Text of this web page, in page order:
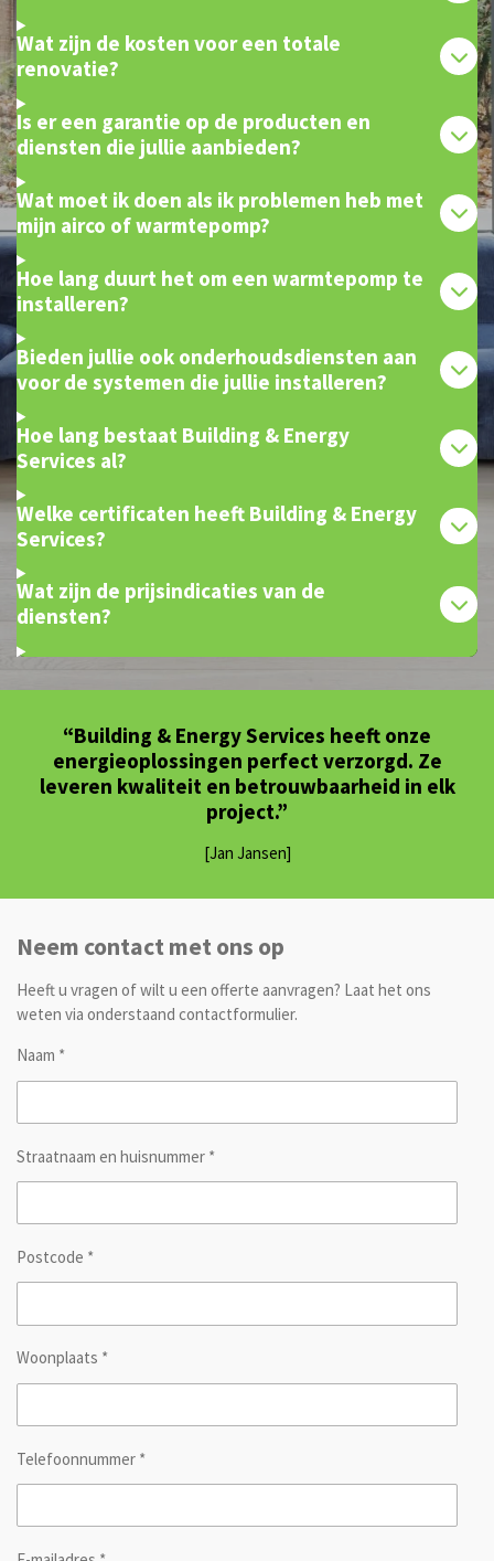
Wat zijn de kosten voor een totale
renovatie?
Is er een garantie op de producten en
diensten die jullie aanbieden?
Wat moet ik doen als ik problemen heb met
mijn airco of warmtepomp?
Hoe lang duurt het om een warmtepomp te
installeren?
Bieden jullie ook onderhoudsdiensten aan
voor de systemen die jullie installeren?
Hoe lang bestaat Building & Energy
Services al?
Welke certificaten heeft Building & Energy
Services?
Wat zijn de prijsindicaties van de
diensten?
“Building & Energy Services heeft onze
energieoplossingen perfect verzorgd. Ze
leveren kwaliteit en betrouwbaarheid in elk
project.”
[Jan Jansen]
Neem contact met ons op
Heeft u vragen of wilt u een offerte aanvragen? Laat het ons
weten via onderstaand contactformulier.
Naam *
Straatnaam en huisnummer *
Postcode *
Woonplaats *
Telefoonnummer *